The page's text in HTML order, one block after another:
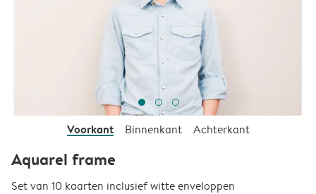
Voorkant Binnenkant Achterkant
Aquarel frame
Set van 10 kaarten inclusief witte enveloppen